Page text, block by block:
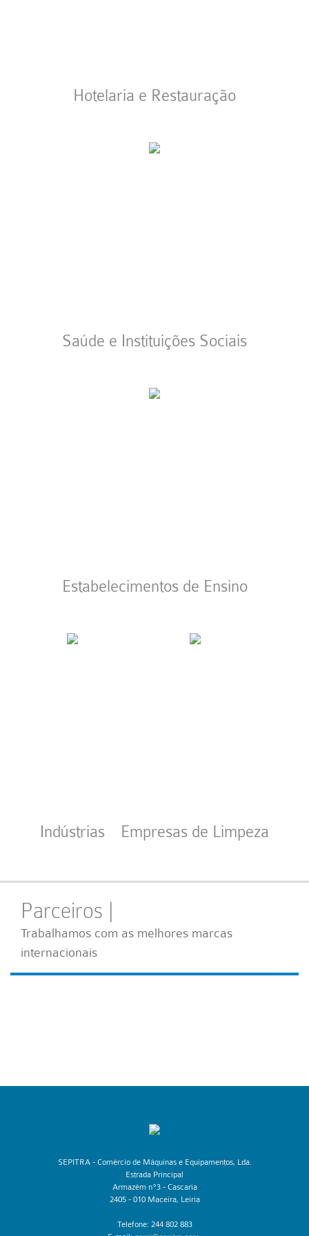
Hotelaria e Restauração
Saúde e Instituições Sociais
Estabelecimentos de Ensino
Indústrias Empresas de Limpeza
Parceiros |
Trabalhamos com as melhores marcas
internacionais
​SEPITRA - Comércio de Máquinas e Equipamentos, Lda.
Estrada Principal
Armazém nº3 - Cascaria
2405 - 010 Maceira, Leiria
Telefone: 244 802 883